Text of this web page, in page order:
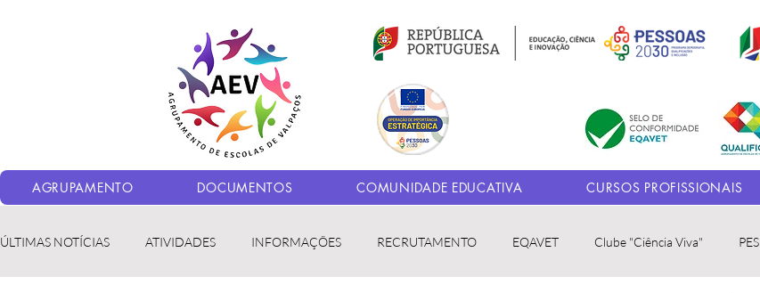
AGRUPAMENTO DOCUMENTOS COMUNIDADE EDUCATIVA CURSOS PROFISSIONAIS
ÚLTIMAS NOTÍCIAS ATIVIDADES INFORMAÇÕES RECRUTAMENTO EQAVET Clube "Ciência Viva" PES